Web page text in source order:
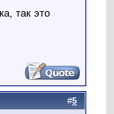
так это
#5